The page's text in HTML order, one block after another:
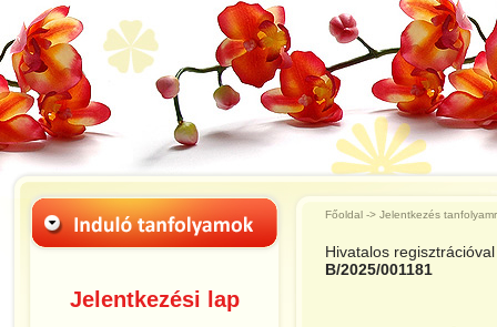
Jelentkezési lap
Főoldal -> Jelentkezés
Hivatalos
B/2025/001181